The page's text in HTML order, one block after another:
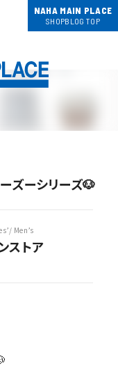
NAHA MAIN PLACE
SHOPBLOG TOP
ズーシリーズ🐶
Men’s
ストア